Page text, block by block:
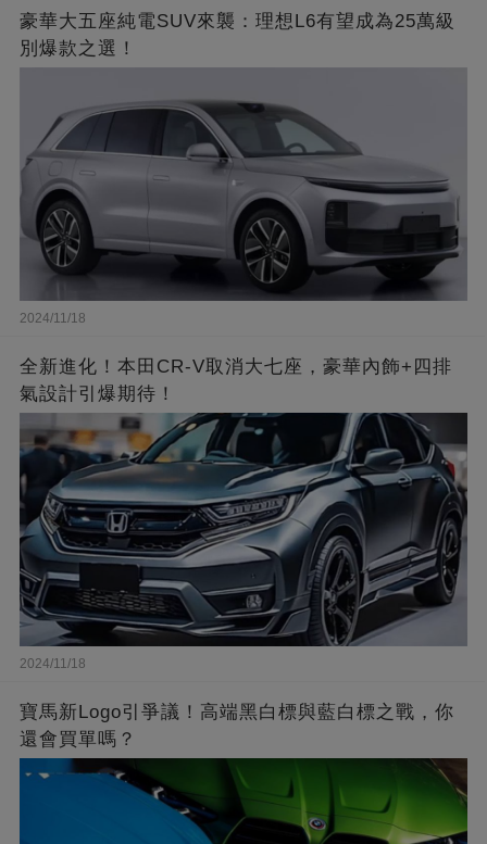
豪華大五座純電SUV來襲：理想L6有望成為25萬級
別爆款之選！
2024/11/18
全新進化！本田CR-V取消大七座，豪華內飾+四排
氣設計引爆期待！
2024/11/18
寶馬新Logo引爭議！高端黑白標與藍白標之戰，你
還會買單嗎？